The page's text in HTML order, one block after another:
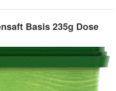
Basis 235g Dose